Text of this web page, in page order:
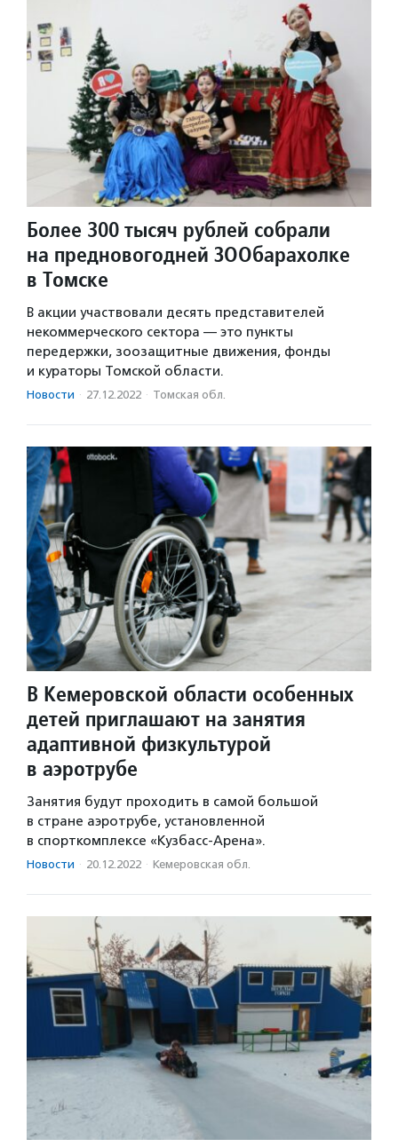
Более 300 тысяч рублей собрали
на предновогодней ЗООбарахолке
в Томске
В акции участвовали десять представителей
некоммерческого сектора — это пункты
передержки, зоозащитные движения, фонды
и кураторы Томской области.
Новости · 27.12.2022 · Томская обл.
В Кемеровской области особенных
детей приглашают на занятия
адаптивной физкультурой
в аэротрубе
Занятия будут проходить в самой большой
в стране аэротрубе, установленной
в спорткомплексе «Кузбасс-Арена».
Новости · 20.12.2022 · Кемеровская обл.